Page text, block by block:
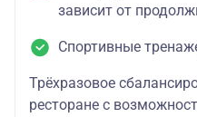
зависит от
Спортивные
Трёхразовое
ресторане с